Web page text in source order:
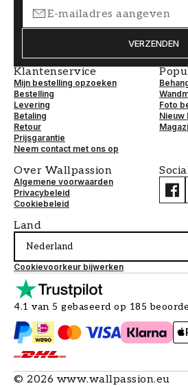
VERZENDEN
Klantenservice
Mijn bestelling opzoeken
Bestelling
Levering
Betaling
Retour
Prijsgarantie
Neem contact met ons op
Foto
Nieuw
Over Wallpassion
Algemene voorwaarden
Privacybeleid
Cookiebeleid
Land
Nederland
Cookievoorkeur bijwerken
4.1 van 5 gebaseerd op 185
© 2026 www.wallpassion.eu